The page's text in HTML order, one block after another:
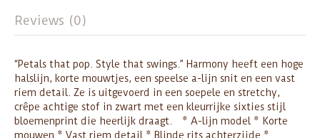
Reviews (0)
“Petals that pop. Style that swings.” Harmony heeft een hoge
halslijn, korte mouwtjes, een speelse a-lijn snit en een vast
riem detail. Ze is uitgevoerd in een soepele en stretchy,
crêpe achtige stof in zwart met een kleurrijke sixties stijl
bloemenprint die heerlijk draagt. * A-lijn model * Korte
mouwen * Vast riem detail * Blinde rits achterzijde *